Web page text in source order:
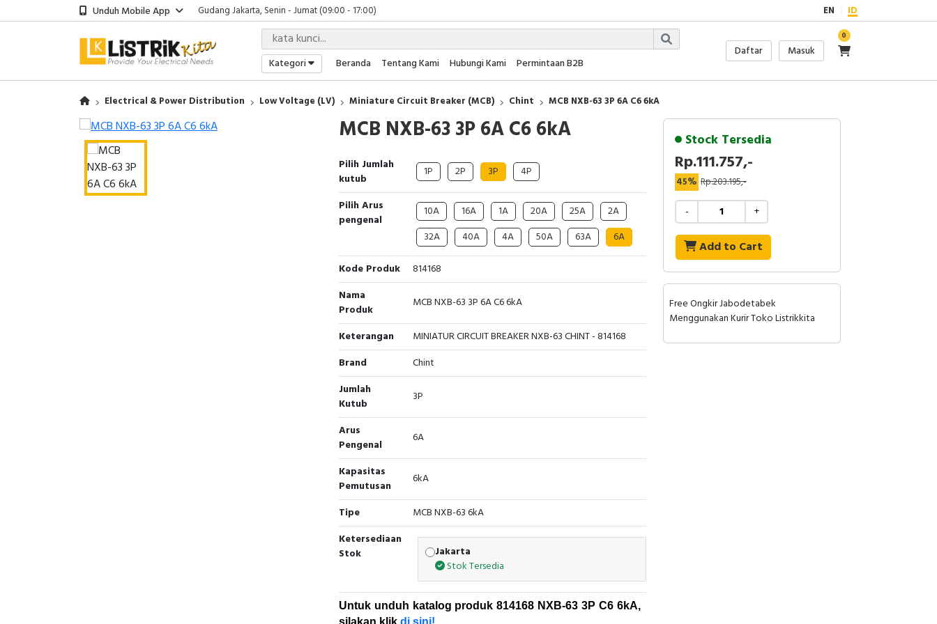
Unduh Mobile App
Gudang Jakarta, Senin - Jumat (09:00 - 17:00)
Showroom Bali, Senin - Jumat (09:00 - 17:00)
Kantor Jakarta, Senin - Jumat (08:00 - 17:00)
Gudang Jakarta, Senin - Jumat (09:00 - 17:00)
Showroom Bali, Senin - Jumat (09:00 - 17:00)
EN ID
Kategori Beranda Tentang Kami Hubungi Kami Permintaan B2B
Daftar Masuk
0
Electrical & Power Distribution Low Voltage (LV) Miniature Circuit Breaker (MCB) Chint MCB NXB-63 3P 6A C6 6kA
MCB NXB-63 3P 6A C6 6kA
Pilih Jumlah
kutub
1P 2P 3P 4P
Pilih Arus
pengenal
10A 16A 1A 20A 25A
2A
32A
40A 4A 50A 63A
6A
Kode Produk
814168
Nama
Produk
MCB NXB-63 3P 6A C6 6kA
Keterangan
MINIATUR CIRCUIT BREAKER NXB-63 CHINT - 814168
Brand
Chint
Jumlah
Kutub
3P
Arus
Pengenal
6A
Kapasitas
Pemutusan
6kA
Tipe
MCB NXB-63 6kA
Ketersediaan
Stok
Jakarta
Stok Tersedia
Untuk unduh katalog produk 814168 NXB-63 3P C6 6kA,
silakan klik di sini!
Stock Tersedia
Rp.111.757,-
45% Rp.203.195,-
- +
Add to Cart
Free Ongkir Jabodetabek
Menggunakan Kurir Toko Listrikkita